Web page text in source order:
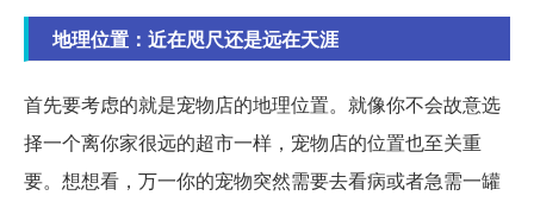
地理位置：近在咫尺还是远在天涯
首先要考虑的就是宠物店的地理位置。就像你不会故意选
择一个离你家很远的超市一样，宠物店的位置也至关重
要。想想看，万一你的宠物突然需要去看病或者急需一罐